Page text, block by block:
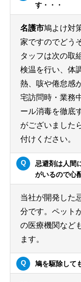
す・・・
名護市鳩よけ対
家ですのでどう
タッフは次の取
検温を行い、体
熱、咳や倦怠感
宅訪問時・業務
ール消毒を徹底
がございました
付けください。
忌避剤は人間
がいるので心
当社が開発した
分です。ペット
の医療機関など
ます。
鳩を駆除して